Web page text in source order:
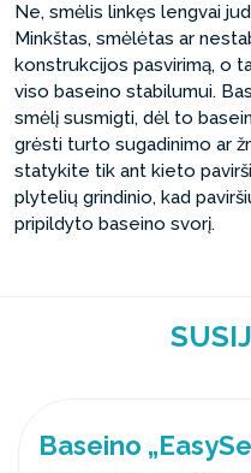
Ne, smėlis linkęs lengvai
Minkštas, smėlėtas ar
konstrukcijos pasvirimą, o
viso baseino stabilumui.
smėlį susmigti, dėl to
grėsti turto sugadinimo ar
statykite tik ant kieto
plytelių grindinio, kad
pripildyto baseino svorį.
Baseino